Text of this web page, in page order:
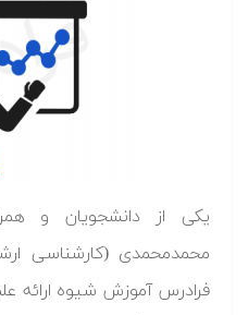
یکی از دانشجویان و
محمدمحمدی (کارشناسی
فرادرس آموزش شیوه ارائه